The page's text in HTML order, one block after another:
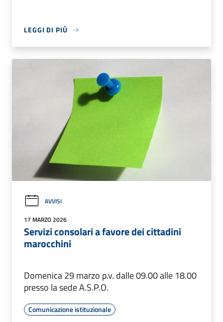
LEGGI DI PIÙ
AVVISI
17 MARZO 2026
Servizi consolari a favore dei cittadini
marocchini
Domenica 29 marzo p.v. dalle 09.00 alle 18.00
presso la sede A.S.P.O.
Comunicazione istituzionale